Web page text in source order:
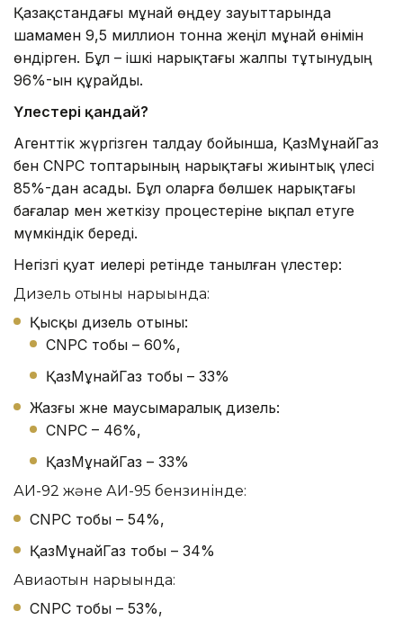
Қазақстандағы мұнай өңдеу зауыттарында
шамамен 9,5 миллион тонна жеңіл мұнай өнімін
өндірген. Бұл – ішкі нарықтағы жалпы тұтынудың
96%-ын құрайды.
Үлестері қандай?
Агенттік жүргізген талдау бойынша, ҚазМұнайГаз
бен CNPC топтарының нарықтағы жиынтық үлесі
85%-дан асады. Бұл оларға бөлшек нарықтағы
бағалар мен жеткізу процестеріне ықпал етуге
мүмкіндік береді.
Негізгі қуат иелері ретінде танылған үлестер:
Дизель отыны нарығында:
Қысқы дизель отыны:
CNPC тобы – 60%,
ҚазМұнайГаз тобы – 33%
Жазғы және маусымаралық дизель:
CNPC – 46%,
ҚазМұнайГаз – 33%
АИ-92 және АИ-95 бензинінде:
CNPC тобы – 54%,
ҚазМұнайГаз тобы – 34%
Авиаотын нарығында:
CNPC тобы – 53%,